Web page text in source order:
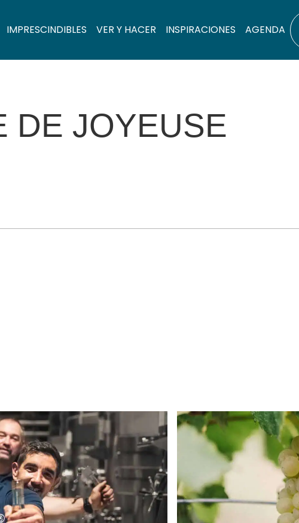
IMPRESCINDIBLES VER Y HACER INSPIRACIONES AGENDA
DE JOYEUSE